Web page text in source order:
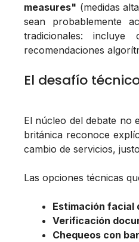
measures" (medidas
sean probablemente
tradicionales:
recomendaciones
El desafío
El núcleo del debate no
británica reconoce
cambio de servicios,
Las opciones técnicas
Estimación facial
Verificación
Chequeos con